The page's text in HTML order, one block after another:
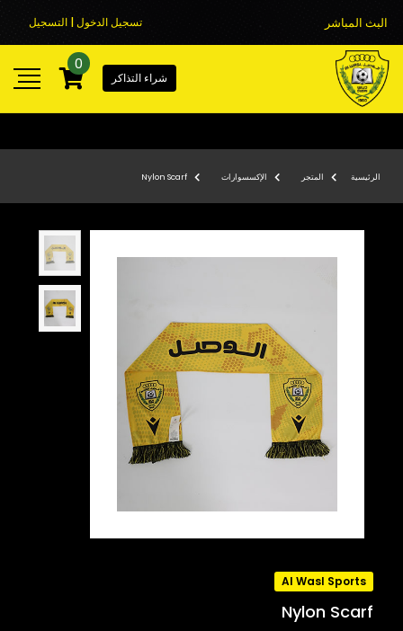
البث المباشر تسجيل الدخول | التسجيل
شراء التذاكر
0
الرئيسية المتجر الإكسسوارات Nylon Scarf
Al Wasl Sports
Nylon Scarf